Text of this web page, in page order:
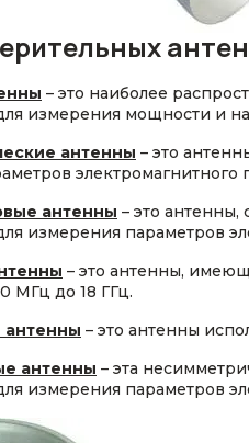
– это наиболее
измерения мощности и
антенны – это
электромагнитного
антенны – это
измерения параметров
– это антенны,
МГц до 18 ГГц.
антенны – это антенны
антенны – эта
измерения параметров